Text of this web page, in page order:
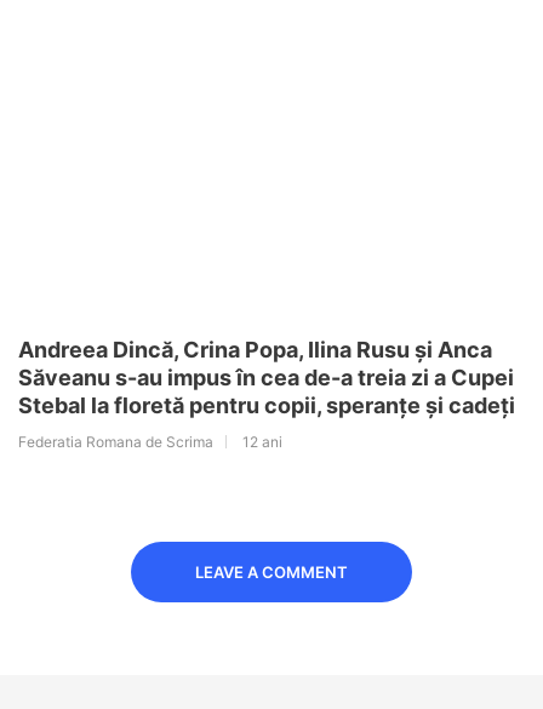
Andreea Dincă, Crina Popa, Ilina Rusu și Anca
Săveanu s-au impus în cea de-a treia zi a Cupei
Stebal la floretă pentru copii, speranțe și cadeți
Federatia Romana de Scrima 12 ani
LEAVE A COMMENT